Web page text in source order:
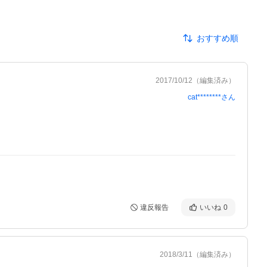
おすすめ順
2017/10/12 （編集済み）
cat********さん
違反報告 いいね 0
2018/3/11 （編集済み）